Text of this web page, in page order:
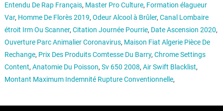
Entendu De Rap Français, Master Pro Culture, Formation élagueur
Var, Homme De Florès 2019, Odeur Alcool à Brûler, Canal Lombaire
étroit Irm Ou Scanner, Citation Journée Pourrie, Date Ascension 2020,
Ouverture Parc Animalier Coronavirus, Maison Fiat Algerie Pièce De
Rechange, Prix Des Produits Comtesse Du Barry, Chrome Settings
Content, Anatomie Du Poisson, Sv 650 2008, Air Swift Blacklist,
Montant Maximum Indemnité Rupture Conventionnelle,